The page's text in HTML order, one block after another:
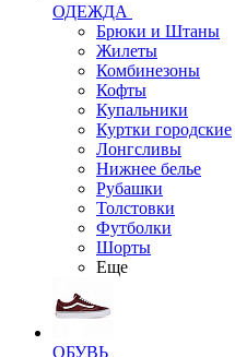
ОДЕЖДА
Брюки и Штаны
Жилеты
Комбинезоны
Кофты
Купальники
Куртки городские
Лонгсливы
Нижнее белье
Рубашки
Толстовки
Футболки
Шорты
Еще
ОБУВЬ